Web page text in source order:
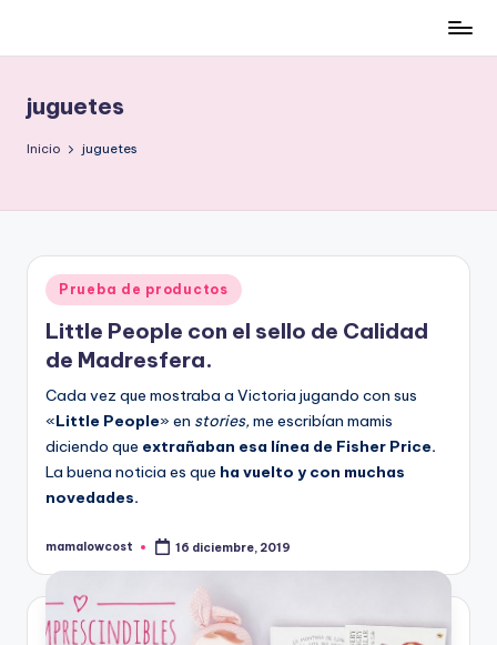
contenido
cost
y
intento
juguetes
Inicio juguetes
Publicado
en
Prueba de productos
Little People con el sello de Calidad
de Madresfera.
Cada vez que mostraba a Victoria jugando con sus
«Little People» en stories,me escribían mamis
diciendo que extrañaban esa línea de Fisher Price.
La buena noticia es que ha vuelto y con muchas
novedades.
Publicado
mamalowcost 16 diciembre, 2019